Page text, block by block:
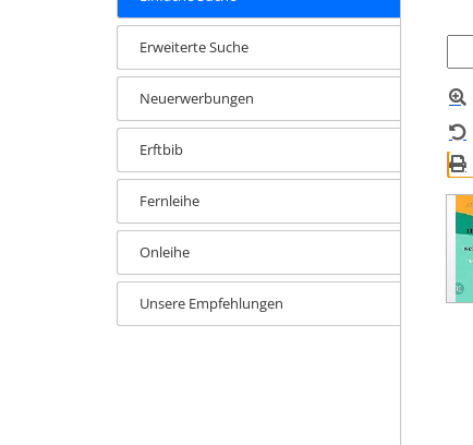
Erweiterte Suche
Neuerwerbungen
Erftbib
Fernleihe
Onleihe
Unsere Empfehlungen